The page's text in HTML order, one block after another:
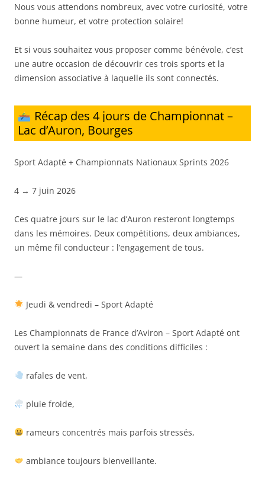
Nous vous attendons nombreux, avec votre curiosité, votre
bonne humeur, et votre protection solaire!
Et si vous souhaitez vous proposer comme bénévole, c’est
une autre occasion de découvrir ces trois sports et la
dimension associative à laquelle ils sont connectés.
Récap des 4 jours de Championnat –
Lac d’Auron, Bourges
Sport Adapté + Championnats Nationaux Sprints 2026
4 → 7 juin 2026
Ces quatre jours sur le lac d’Auron resteront longtemps
dans les mémoires. Deux compétitions, deux ambiances,
un même fil conducteur : l’engagement de tous.
—
Jeudi & vendredi – Sport Adapté
Les Championnats de France d’Aviron – Sport Adapté ont
ouvert la semaine dans des conditions difficiles :
rafales de vent,
pluie froide,
rameurs concentrés mais parfois stressés,
ambiance toujours bienveillante.